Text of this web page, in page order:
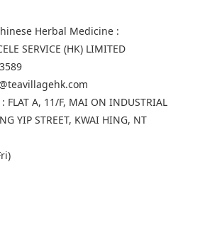
Herbal Medicine :
SERVICE (HK) LIMITED
A, 11/F, MAI ON INDUSTRIAL
YIP STREET, KWAI HING, NT